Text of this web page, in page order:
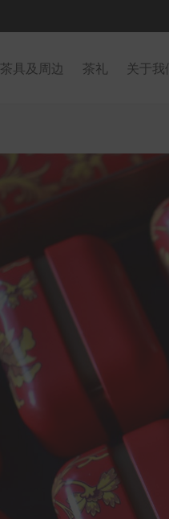
茶具及周边 茶礼 关于我